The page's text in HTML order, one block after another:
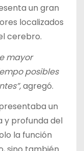
un gran
localizados
cerebro.
mayor
posibles
agregó.
un
y profunda del
la función